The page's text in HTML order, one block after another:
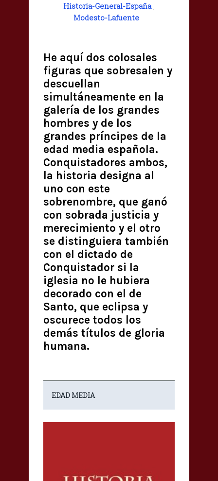
Historia-General-España,
Modesto-Lafuente
He aquí dos colosales
figuras que sobresalen y
descuellan
simultáneamente en la
galería de los grandes
hombres y de los
grandes príncipes de la
edad media española.
Conquistadores ambos,
la historia designa al
uno con este
sobrenombre, que ganó
con sobrada justicia y
merecimiento y el otro
se distinguiera también
con el dictado de
Conquistador si la
iglesia no le hubiera
decorado con el de
Santo, que eclipsa y
oscurece todos los
demás títulos de gloria
humana.
EDAD MEDIA